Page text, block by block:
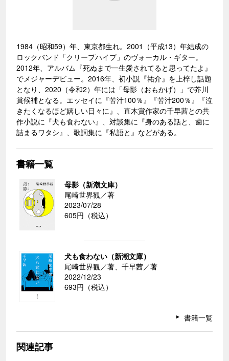
1984（昭和59）年、東京都生れ。2001（平成13）年結成の
ロックバンド「クリープハイプ」のヴォーカル・ギター。
2012年、アルバム『死ぬまで一生愛されてると思ってたよ』
でメジャーデビュー。2016年、初小説『祐介』を上梓し話題
となり、2020（令和2）年には「母影（おもかげ）」で芥川
賞候補となる。エッセイに『苦汁100％』『苦汁200％』『泣
きたくなるほど嬉しい日々に』、直木賞作家の千早茜との共
作小説に『犬も食わない』、対談集に『身のある話と、歯に
詰まるワタシ』、歌詞集に『私語と』などがある。
書籍一覧
母影（新潮文庫）
尾崎世界観／著
2023/07/28
605円（税込）
犬も食わない（新潮文庫）
尾崎世界観／著、千早茜／著
2022/12/23
693円（税込）
書籍一覧
関連記事